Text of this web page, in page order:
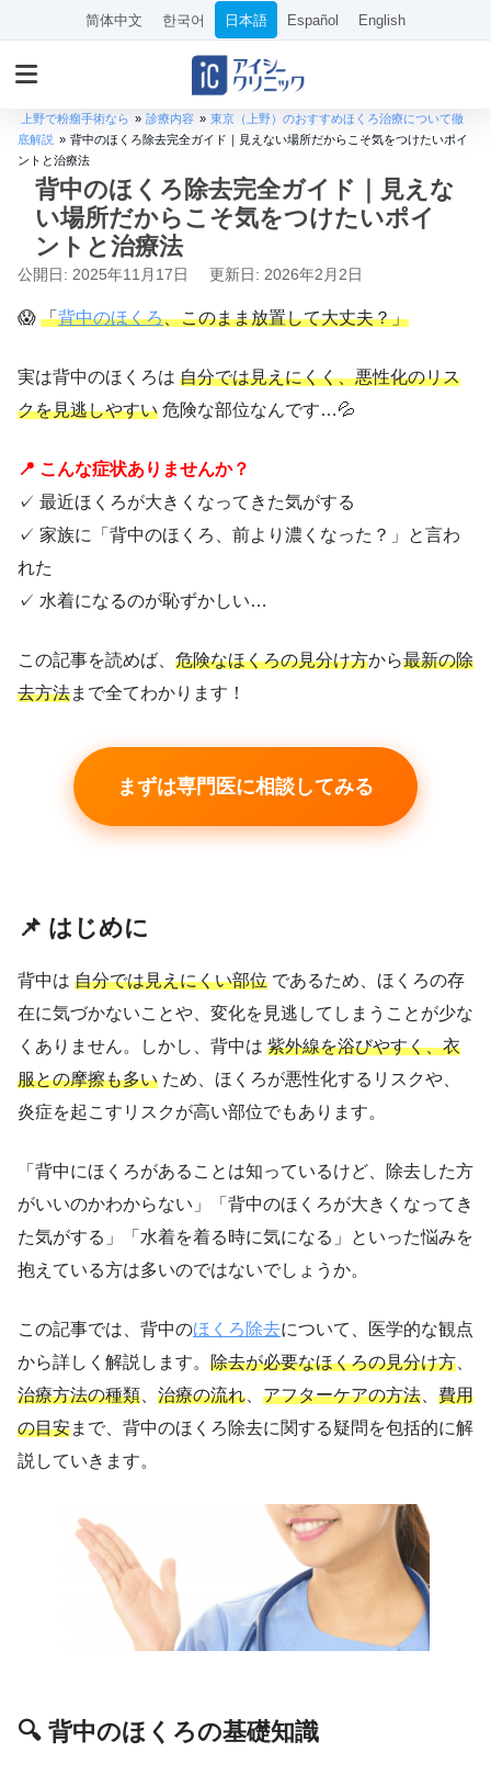
简体中文 한국어 日本語 Español English
上野で粉瘤手術なら » 診療内容 » 東京（上野）のおすすめほくろ治療について徹
底解説 » 背中のほくろ除去完全ガイド｜見えない場所だからこそ気をつけたいポイ
ントと治療法
背中のほくろ除去完全ガイド｜見えな
い場所だからこそ気をつけたいポイ
ントと治療法
公開日: 2025年11月17日 更新日: 2026年2月2日
😱 「背中のほくろ、このまま放置して大丈夫？」
実は背中のほくろは 自分では見えにくく、悪性化のリス
クを見逃しやすい 危険な部位なんです…💦
📍 こんな症状ありませんか？
✓ 最近ほくろが大きくなってきた気がする
✓ 家族に「背中のほくろ、前より濃くなった？」と言わ
れた
✓ 水着になるのが恥ずかしい…
この記事を読めば、 危険なほくろの見分け方から最新の除
去方法まで全てわかります！
まずは専門医に相談してみる
📌 はじめに
背中は 自分では見えにくい部位 であるため、ほくろの存
在に気づかないことや、変化を見逃してしまうことが少な
くありません。しかし、背中は 紫外線を浴びやすく、衣
服との摩擦も多い ため、ほくろが悪性化するリスクや、
炎症を起こすリスクが高い部位でもあります。
「背中にほくろがあることは知っているけど、除去した方
がいいのかわからない」「背中のほくろが大きくなってき
た気がする」「水着を着る時に気になる」といった悩みを
抱えている方は多いのではないでしょうか。
この記事では、背中のほくろ除去について、医学的な観点
から詳しく解説します。 除去が必要なほくろの見分け方
治療方法の種類
治療の流れ アフターケアの方法
費用
の目安まで、背中のほくろ除去に関する疑問を包括的に解
説していきます。
🔍 背中のほくろの基礎知識